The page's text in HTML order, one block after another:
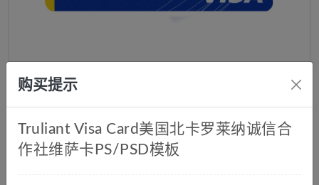
美国北卡罗莱纳诚信合作社维萨
购买提示
Truliant Visa Card美国北卡罗莱纳诚信合
作社维萨卡PS/PSD模板